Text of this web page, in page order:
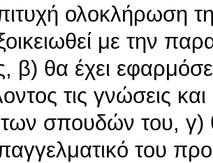
ολοκλήρωση
με την
β) θα έχει
τις γνώσεις
των σπουδών του, γ)
του